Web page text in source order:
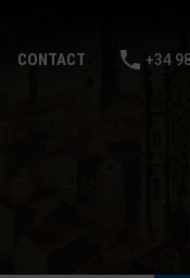
CONTACT +34